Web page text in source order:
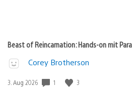
Beast of Reincarnation: Hands-on mit
Corey Brotherson
Veröffentlichungsdatum:
3. Aug 2026 1 3